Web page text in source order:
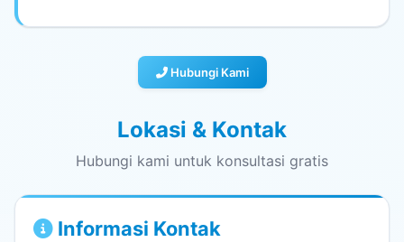
Hubungi Kami
Lokasi & Kontak
Hubungi kami untuk konsultasi gratis
Informasi Kontak